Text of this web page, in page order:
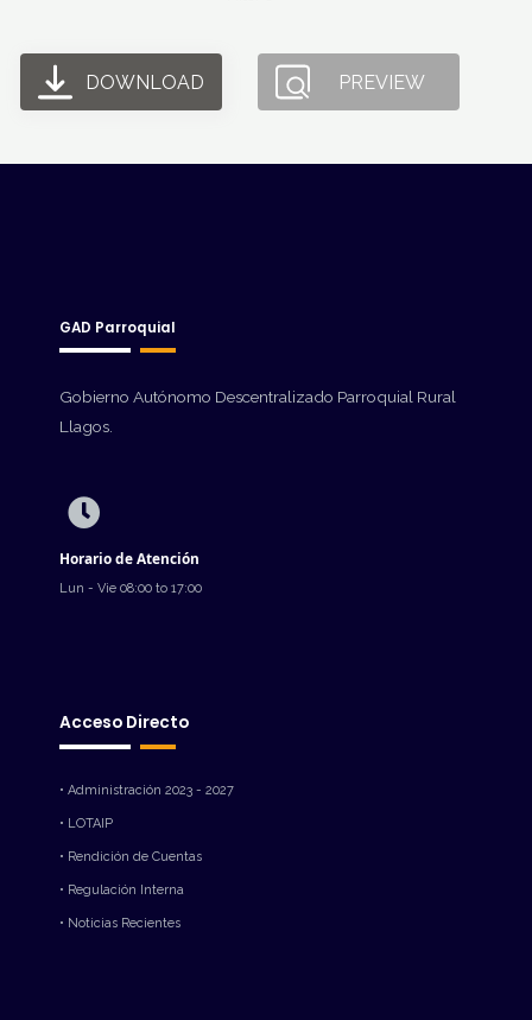
DOWNLOAD PREVIEW
GAD Parroquial
Gobierno Autónomo Descentralizado Parroquial Rural
Llagos.
Horario de Atención
Lun - Vie 08:00 to 17:00
Acceso Directo
• Administración 2023 - 2027
• LOTAIP
• Rendición de Cuentas
• Regulación Interna
• Noticias Recientes